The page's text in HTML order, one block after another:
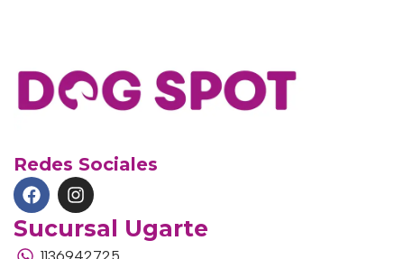
Redes Sociales
Sucursal Ugarte